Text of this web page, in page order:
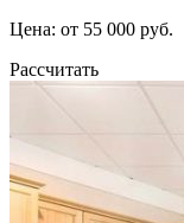
Цена: от 55 000 руб.
Рассчитать